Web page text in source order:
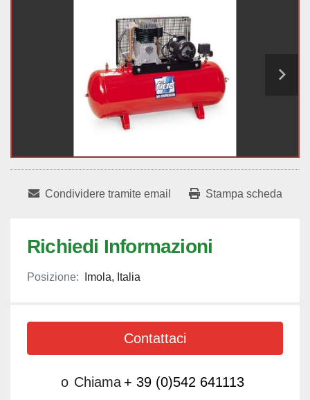
Condividere tramite email Stampa scheda
Richiedi Informazioni
Posizione: Imola, Italia
Contattaci
o Chiama + 39 (0)542 641113